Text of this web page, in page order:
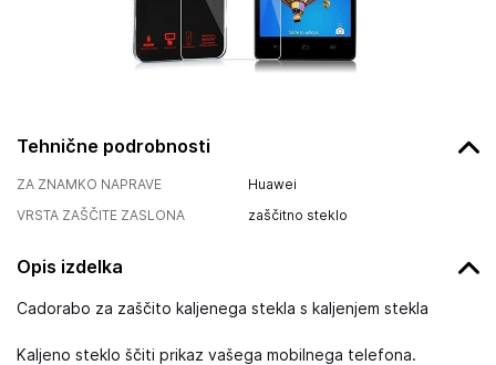
Tehnične podrobnosti
ZA ZNAMKO NAPRAVE
Huawei
VRSTA ZAŠČITE ZASLONA
zaščitno steklo
Opis izdelka
Cadorabo za zaščito kaljenega stekla s kaljenjem stekla
Kaljeno steklo ščiti prikaz vašega mobilnega telefona.